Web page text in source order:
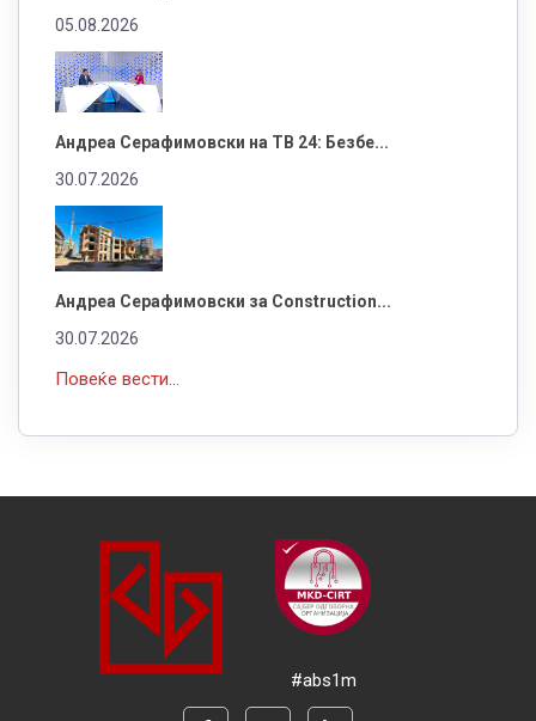
05.08.2026
Андреа Серафимовски на ТВ 24: Безбе...
30.07.2026
Андреа Серафимовски за Construction...
30.07.2026
Повеќе вести...
#abs1m